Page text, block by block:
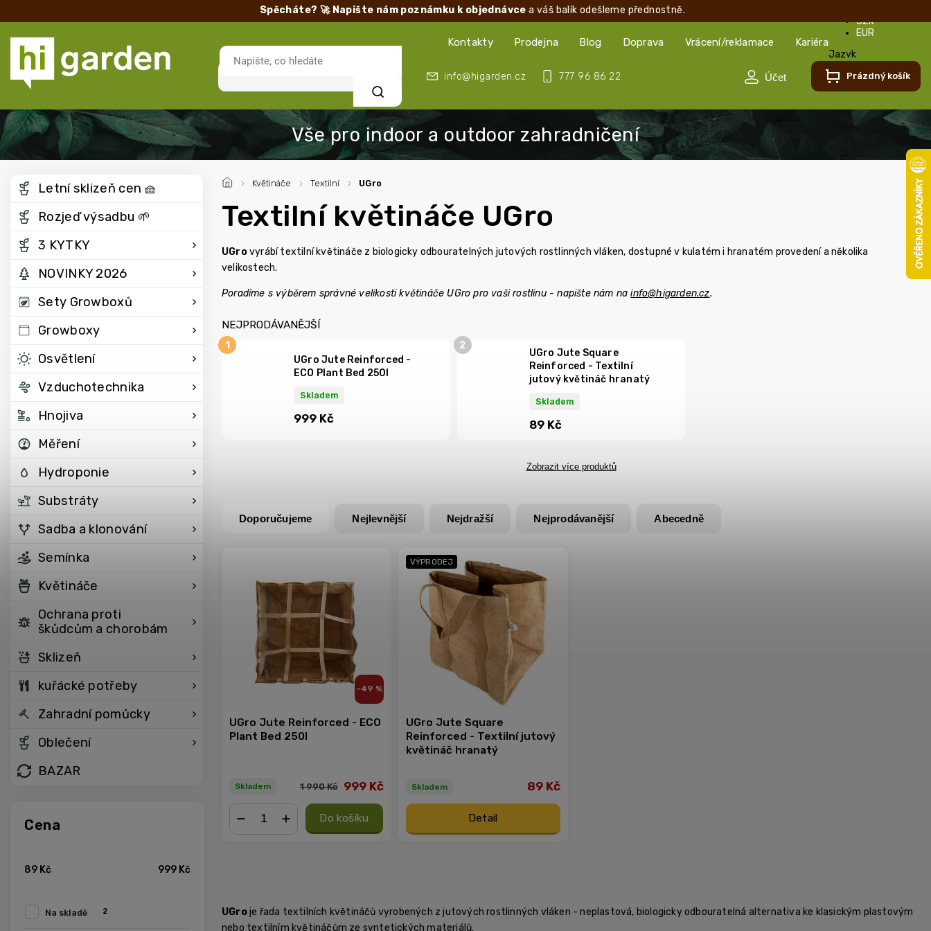
Spěcháte? 🚀 Napište nám poznámku k objednávce a váš balík odešleme přednostně.
777 96 86 22
info@higarden.cz
Kontakty Prodejna Blog Doprava Vrácení/reklamace Kariéra
CZK
EUR
Jazyk
Čeština
Hledat
Prázdný košík
/ Květináče / Textilní / UGro
Letní sklizeň cen 🧺
Rozjeď výsadbu 🌱
3 KYTKY
NOVINKY 2026
Sety Growboxů
Growboxy
Osvětlení
Vzduchotechnika
Hnojiva
Měření
Hydroponie
Substráty
Sadba a klonování
Semínka
Květináče
Ochrana proti
škůdcům a chorobám
Sklizeň
kuřácké potřeby
Zahradní pomůcky
Oblečení
BAZAR
Cena
89 Kč 999 Kč
Na skladě 2
Textilní květináče UGro
UGrovyrábí textilní květináče z biologicky odbouratelných jutových rostlinných vláken, dostupné v kulatém i hranatém provedení a několika
velikostech.
Poradíme s výběrem správné velikosti květináče UGro pro vaši rostlinu - napište nám nainfo@higarden.cz.
NEJPRODÁVANĚJŠÍ
UGro Jute Reinforced -
ECO Plant Bed 250l
Skladem
999 Kč
UGro Jute Square
Reinforced - Textilní
jutový květináč hranatý
Skladem
89 Kč
Zobrazit více produktů
Doporučujeme Nejlevnější Nejdražší Nejprodávanější Abecedně
–49 %
UGro Jute Reinforced - ECO
Plant Bed 250l
Skladem 1 990 Kč 999 Kč
Do košíku
VÝPRODEJ
UGro Jute Square
Reinforced - Textilní jutový
květináč hranatý
Skladem 89 Kč
Detail
UGroje řada textilních květináčů vyrobených z jutových rostlinných vláken - neplastová, biologicky odbouratelná alternativa ke klasickým plastovým
nebo textilním květináčům ze syntetických materiálů.